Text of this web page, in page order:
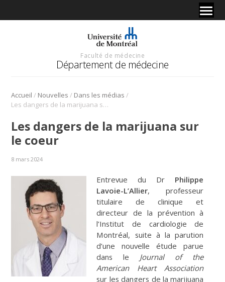
Faculté de médecine
Département de médecine
Accueil / Nouvelles / Dans les médias /
Les dangers de la marijuana sur le coeur
Les dangers de la marijuana sur
le coeur
8 mars 2024
Entrevue du Dr Philippe
Lavoie-L’Allier, professeur
titulaire de clinique et
directeur de la prévention à
l’Institut de cardiologie de
Montréal, suite à la parution
d’une nouvelle étude parue
dans le Journal of the
American Heart Association
sur les dangers de la marijuana